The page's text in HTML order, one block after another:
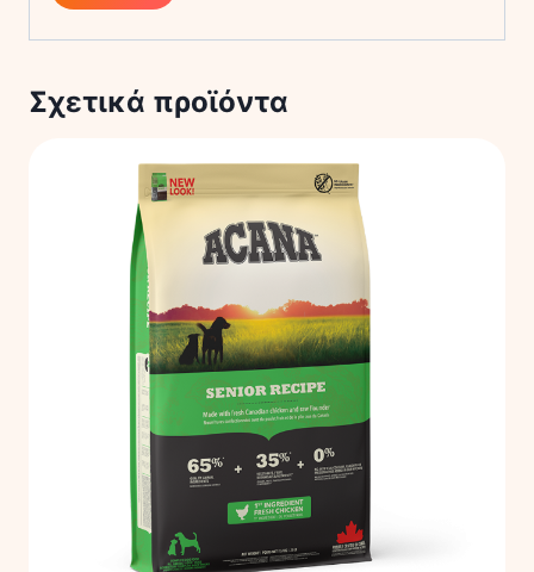
Σχετικά προϊόντα